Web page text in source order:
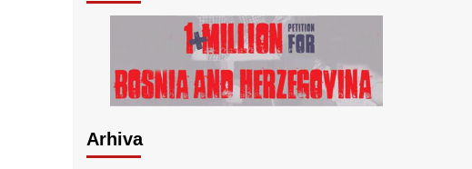
Arhiva